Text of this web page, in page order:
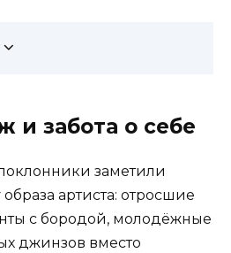
забота о себе
заметили
артиста: отросшие
с бородой, молодёжные
джинзов вместо